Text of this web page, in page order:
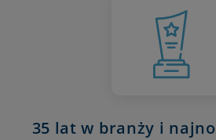
35 lat w branży i